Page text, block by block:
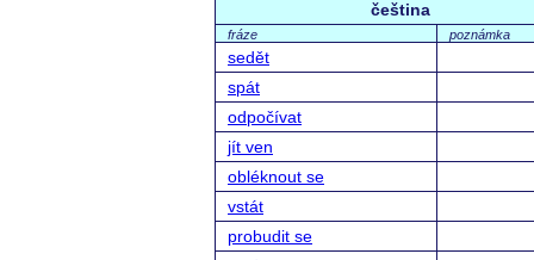
čeština
fráze poznámka
sedět
spát
odpočívat
jít ven
obléknout se
vstát
probudit se